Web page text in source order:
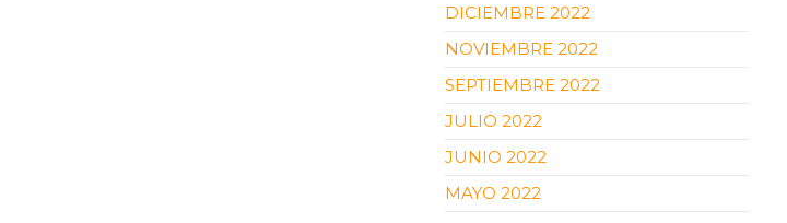
DICIEMBRE 2022
NOVIEMBRE 2022
SEPTIEMBRE 2022
JULIO 2022
JUNIO 2022
MAYO 2022